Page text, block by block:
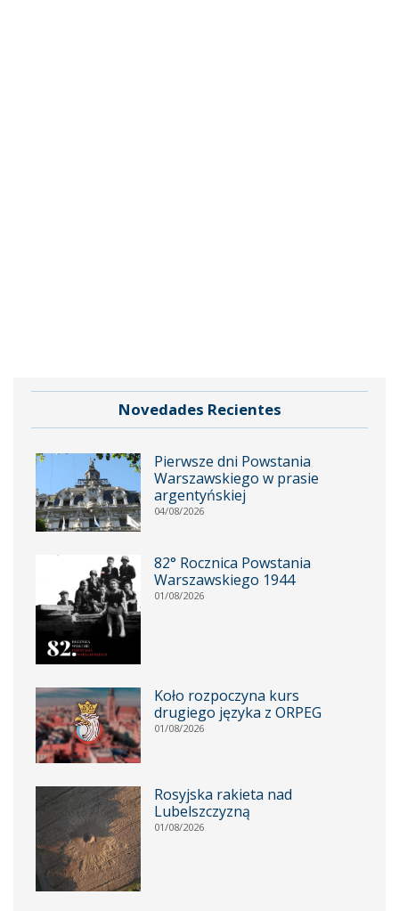
Novedades Recientes
Pierwsze dni Powstania
Warszawskiego w prasie
argentyńskiej
04/08/2026
82° Rocznica Powstania
Warszawskiego 1944
01/08/2026
Koło rozpoczyna kurs
drugiego języka z ORPEG
01/08/2026
Rosyjska rakieta nad
Lubelszczyzną
01/08/2026